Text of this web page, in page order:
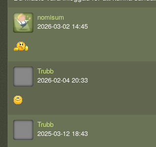
nomisum
2026-03-02 14:45
Trubb
2026-02-04 20:33
Trubb
2025-03-12 18:43